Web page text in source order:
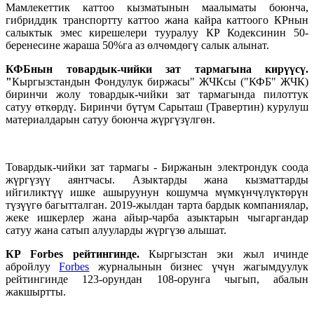
Мамлекеттик каттоо кызматынын маалыматы боюнча,
гибриддик транспортту каттоо жана кайра каттоого КРнын
салыктык эмес кирешелери тууралуу КР Кодексинин 50-
беренесине жараша 50%га аз өлчөмдөгү салык алынат.
КФБнын товардык-чийки зат тармагына кирүүсү.
"Кыргызстандын Фондулук биржасы" ЖЧКсы ("КФБ" ЖЧК)
биринчи жолу товардык-чийки зат тармагында пилоттук
сатуу өткөрдү. Биринчи бүтүм Сарыташ (Травертин) курулуш
материалдарын сатуу боюнча жүргүзүлгөн.
Товардык-чийки зат тармагы - Биржанын электрондук соода
жүргүзүү аянтчасы. Азыктарды жана кызматтарды
ийгиликтүү ишке ашыруунун кошумча мүмкүнчүлүктөрүн
түзүүгө багытталган. 2019-жылдан тарта бардык компаниялар,
жеке ишкерлер жана айыр-чарба азыктарын чыгаргандар
сатуу жана сатып алууларды жүргүзө алышат.
КР Forbes рейтингинде.Кыргызстан эки жыл ичинде
абройлууForbes журналынын бизнес үчүн жагымдуулук
рейтингинде 123-орундан 108-орунга чыгып, абалын
жакшыртты.